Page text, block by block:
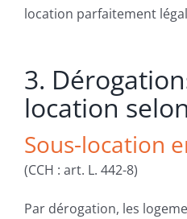
location parfaitement
3.
location
Sous-location
(CCH : art. L. 442-8)
Par dérogation, les